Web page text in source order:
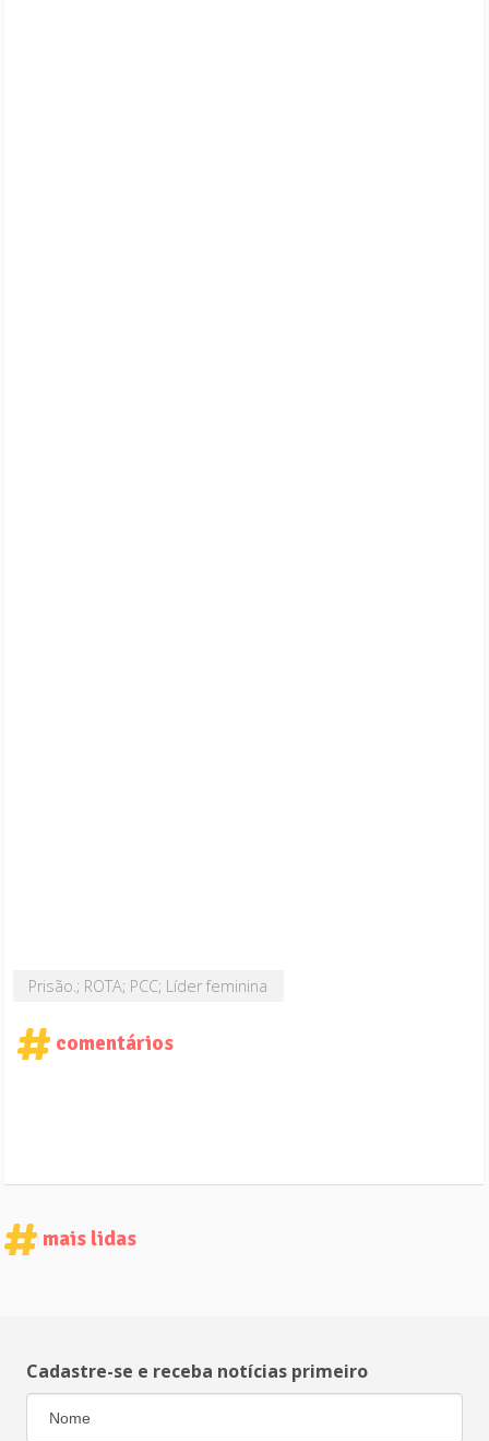
Prisão.; ROTA; PCC; Líder feminina
comentários
mais lidas
Cadastre-se e receba notícias primeiro